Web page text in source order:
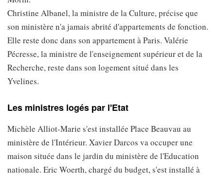
Christine Albanel, la ministre de la Culture, précise que
son ministère n'a jamais abrité d'appartements de fonction.
Elle reste donc dans son appartement à Paris. Valérie
Pécresse, la ministre de l'enseignement supérieur et de la
Recherche, reste dans son logement situé dans les
Yvelines.
Les ministres logés par l'Etat
Michèle Alliot-Marie s'est installée Place Beauvau au
ministère de l'Intérieur. Xavier Darcos va occuper une
maison située dans le jardin du ministère de l'Education
nationale. Eric Woerth, chargé du budget, s'est installé à